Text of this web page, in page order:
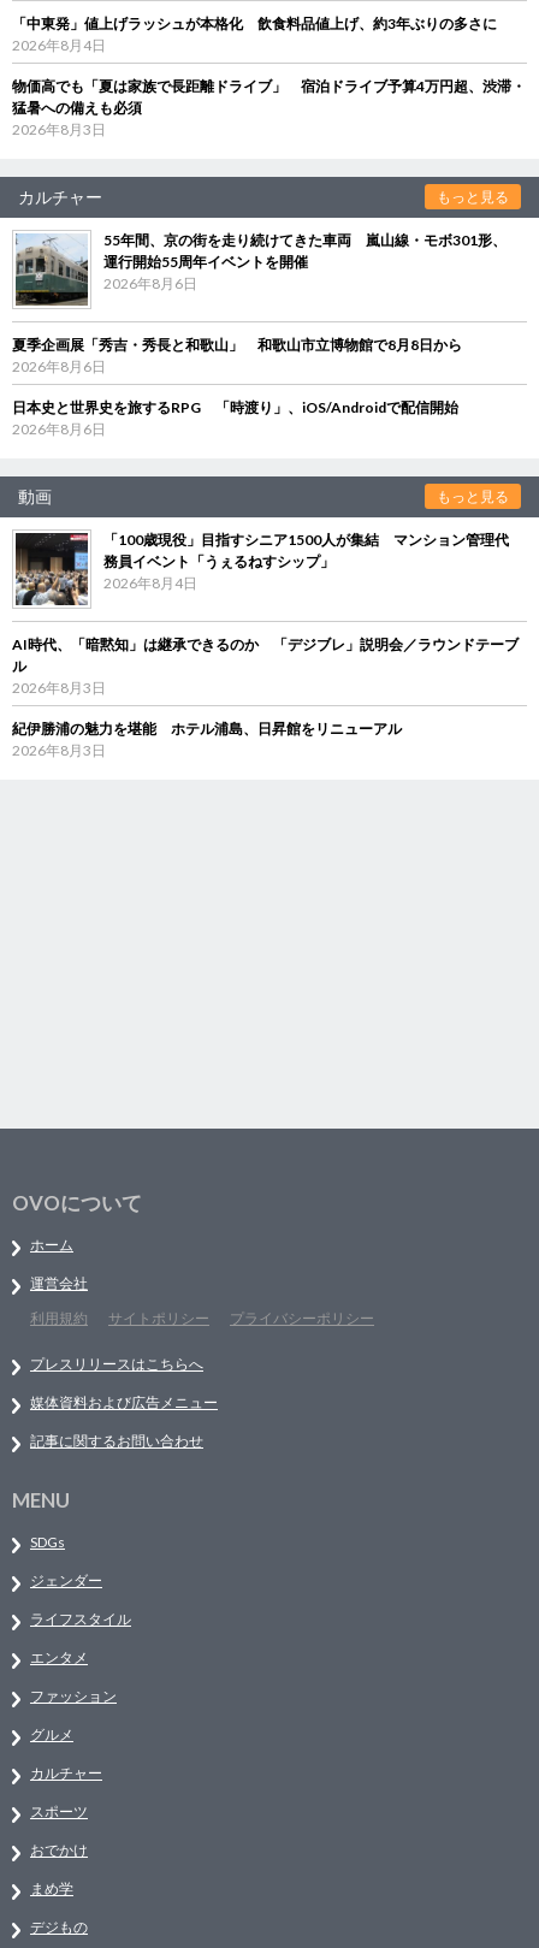
「中東発」値上げラッシュが本格化 飲食料品値上げ、約3年ぶりの多さに
2026年8月4日
物価高でも「夏は家族で長距離ドライブ」 宿泊ドライブ予算4万円超、渋滞・
猛暑への備えも必須
2026年8月3日
カルチャー もっと見る
55年間、京の街を走り続けてきた車両 嵐山線・モボ301形、
運行開始55周年イベントを開催
2026年8月6日
夏季企画展「秀吉・秀長と和歌山」 和歌山市立博物館で8月8日から
2026年8月6日
日本史と世界史を旅するRPG 「時渡り」、iOS/Androidで配信開始
2026年8月6日
動画 もっと見る
「100歳現役」目指すシニア1500人が集結 マンション管理代
務員イベント「うぇるねすシップ」
2026年8月4日
AI時代、「暗黙知」は継承できるのか 「デジブレ」説明会／ラウンドテーブ
ル
2026年8月3日
紀伊勝浦の魅力を堪能 ホテル浦島、日昇館をリニューアル
2026年8月3日
OVOについて
ホーム
運営会社
利用規約
サイトポリシー プライバシーポリシー
プレスリリースはこちらへ
媒体資料および広告メニュー
記事に関するお問い合わせ
MENU
SDGs
ジェンダー
ライフスタイル
エンタメ
ファッション
グルメ
カルチャー
スポーツ
おでかけ
まめ学
デジもの